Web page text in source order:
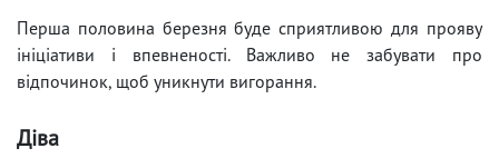
Перша половина березня буде сприятливою для прояву
ініціативи і впевненості. Важливо не забувати про
відпочинок, щоб уникнути вигорання.
Діва